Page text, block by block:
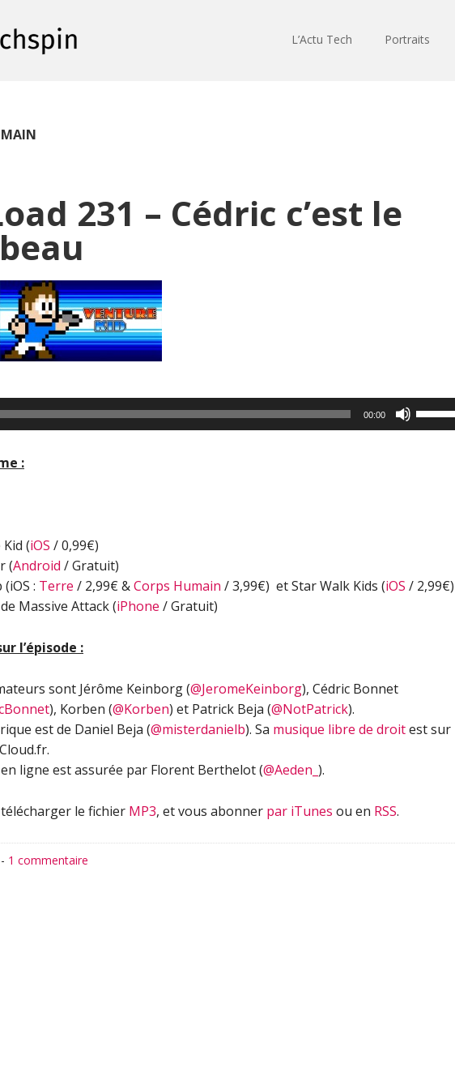
L’Actu Tech Portraits
231 – Cédric c’est le
00:00
les
volume.
:
(iOS / 0,99€)
(Android / Gratuit)
: Terre / 2,99€ &Corps Humain / 3,99€) et Star Walk Kids (iOS / 2,99€)
Massive Attack (iPhone / Gratuit)
l’épisode :
sont Jérôme Keinborg (@JeromeKeinborg), Cédric Bonnet
), Korben (@Korben) et Patrick Beja (@NotPatrick).
est de Daniel Beja (@misterdanielb). Sa musique libre de droitest sur
ligne est assurée par Florent Berthelot (@Aeden_ ).
le fichier MP3, et vous abonner par iTunes ou en RSS.
- 1 commentaire